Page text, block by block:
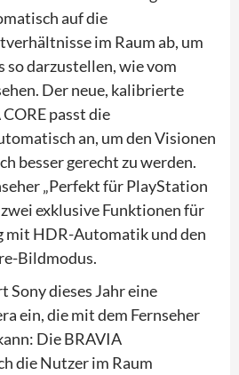
auf die
im Raum ab, um
so darzustellen, wie vom
Der neue, kalibrierte
passt die
an, um den Visionen
besser gerecht zu werden.
„Perfekt für PlayStation
exklusive Funktionen für
mit HDR-Automatik und den
Bildmodus.
Sony dieses Jahr eine
ein, die mit dem Fernseher
Die BRAVIA
die Nutzer im Raum